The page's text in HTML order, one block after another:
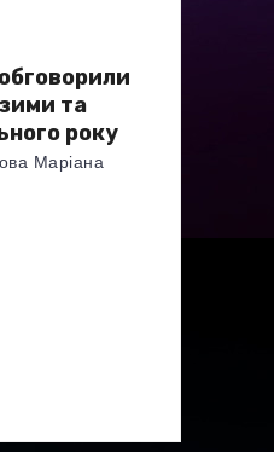
та
року
Маріана